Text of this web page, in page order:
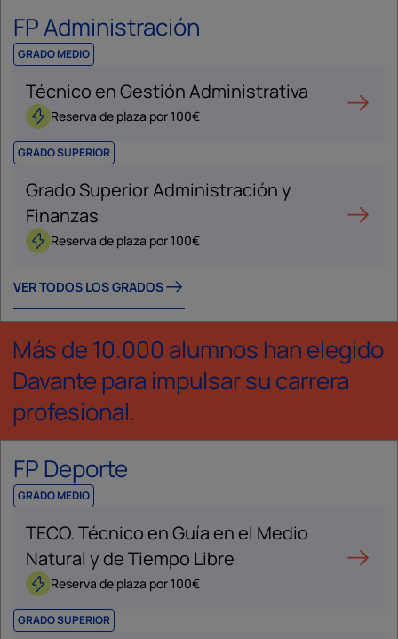
FP Administración
GRADO MEDIO
Técnico en Gestión Administrativa
Reserva de plaza por 100€
GRADO SUPERIOR
Grado Superior Administración y
Finanzas
Reserva de plaza por 100€
VER TODOS LOS GRADOS
Más de 10.000 alumnos han elegido
Davante para impulsar su carrera
profesional.
FP Deporte
GRADO MEDIO
TECO. Técnico en Guía en el Medio
Natural y de Tiempo Libre
Reserva de plaza por 100€
GRADO SUPERIOR